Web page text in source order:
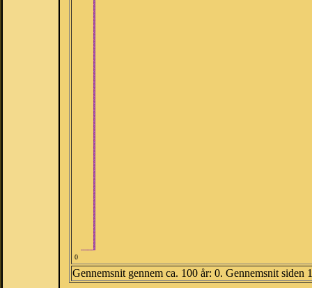
0
Gennemsnit gennem ca. 100 år: 0. Gennemsnit siden